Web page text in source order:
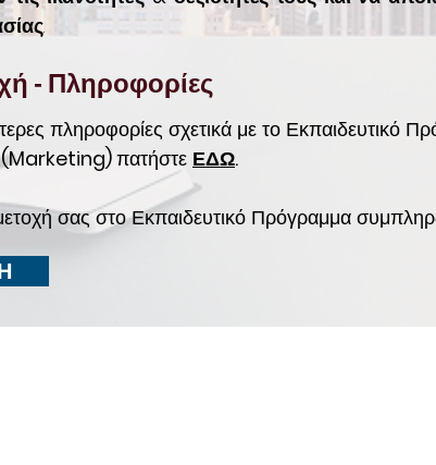
.
- Πληροφορίες
πληροφορίες σχετικά με το Εκπαιδευτικό
πατήστε ΕΔΩ.
σας στο Εκπαιδευτικό Πρόγραμμα